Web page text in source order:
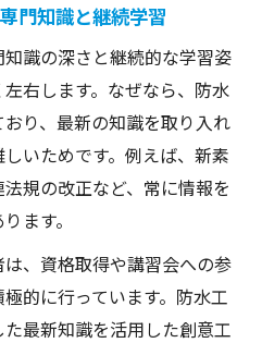
技術者の共通点とは
びで重視すべきポイント
価される人材の特徴
支持される実力の裏側
門知識と継続学習
識の深さと継続的な学習姿
右します。なぜなら、防水
り、最新の知識を取り入れ
いためです。例えば、新素
規の改正など、常に情報を
ます。
、資格取得や講習会への参
的に行っています。防水工
最新知識を活用した創意工